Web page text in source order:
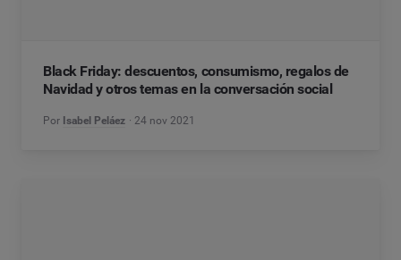
Black Friday: descuentos, consumismo, regalos de
Navidad y otros temas en la conversación social
Por Isabel Peláez 24 nov 2021